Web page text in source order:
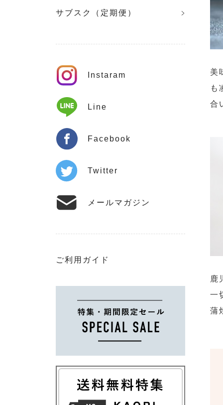
サブスク（定期便）
Instaram
Line
Facebook
Twitter
メールマガジン
ご利用ガイド
美
も
合
鹿
一
蒲